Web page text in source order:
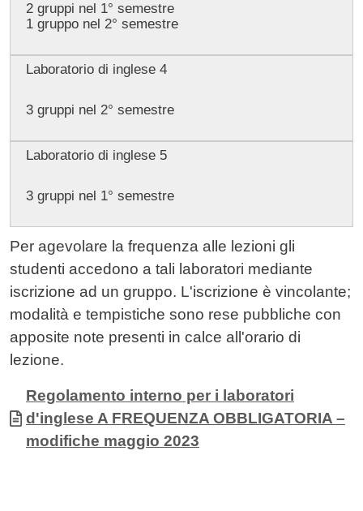
2 gruppi nel 1° semestre
1 gruppo nel 2° semestre
Laboratorio di inglese 4
3 gruppi nel 2° semestre
Laboratorio di inglese 5
3 gruppi nel 1° semestre
Per agevolare la frequenza alle lezioni gli
studenti accedono a tali laboratori mediante
iscrizione ad un gruppo. L'iscrizione è vincolante;
modalità e tempistiche sono rese pubbliche con
apposite note presenti in calce all'orario di
lezione.
Allegati
Documento
Regolamento interno per i laboratori
d'inglese A FREQUENZA OBBLIGATORIA –
modifiche maggio 2023